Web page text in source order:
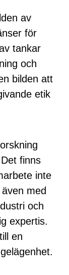
av
för
tankar
och
bilden att
etik
finns
inte
med
och
expertis.
en